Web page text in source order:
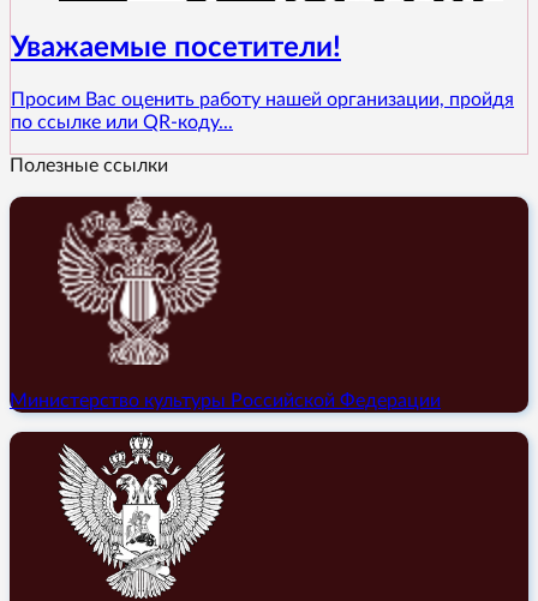
Уважаемые посетители!
Просим Вас оценить работу нашей организации, пройдя
по ссылке или QR-коду...
Полезные ссылки
Министерство культуры Российской Федерации